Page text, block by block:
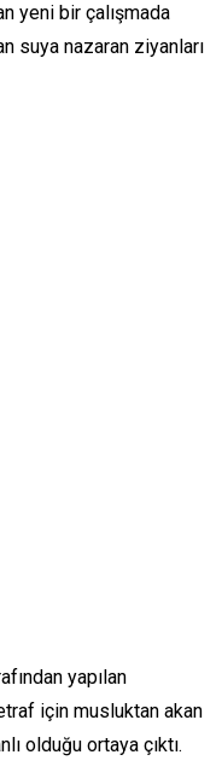
yeni bir çalışmada
suya nazaran ziyanları
yapılan
için musluktan akan
olduğu ortaya çıktı.